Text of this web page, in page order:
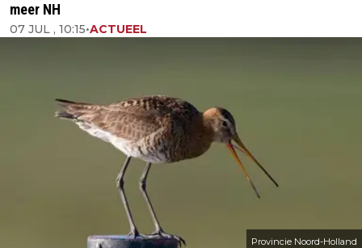
meer NH
07 JUL , 10:15•ACTUEEL
Provincie Noord-Holland